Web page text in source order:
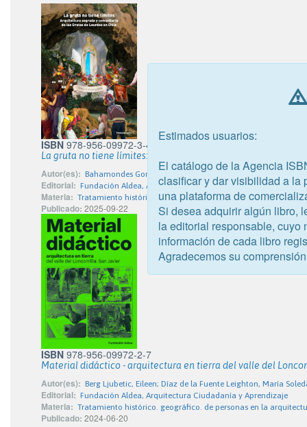
ISBN 978-956-09972-3-4
La gruta no tiene límites: arquitectura sagrada y comunitaria
Autor(es): Bahamondes González, Luis Andrés; Baros Townsend,
Editorial: Fundación Aldea, Arquitectura Ciudadanía y Aprendizaje
Materia: Tratamiento histórico. geográfico. de personas en la
Publicado: 2025-09-22
ISBN 978-956-09972-2-7
Material didáctico - arquitectura en tierra del valle del
Autor(es): Berg Ljubetic, Eileen; Díaz de la Fuente Leighton, María
Editorial: Fundación Aldea, Arquitectura Ciudadanía y Aprendizaje
Materia: Tratamiento histórico. geográfico. de personas en la
Publicado: 2024-06-20
Estimados usuarios:
El catálogo de la Agencia
clasificar y dar visibilidad a la
una plataforma de
Si desea adquirir algún libro,
la editorial responsable, cuyo
información de cada libro
Agradecemos su